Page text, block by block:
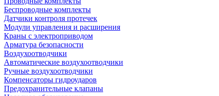
Беспроводные комплекты
Датчики контроля протечек
Модули управления и расширения
Краны с электроприводом
Арматура безопасности
Воздухоотводчики
Автоматические воздухоотводчики
Ручные воздухоотводчики
Компенсаторы гидроударов
Предохранительные клапаны